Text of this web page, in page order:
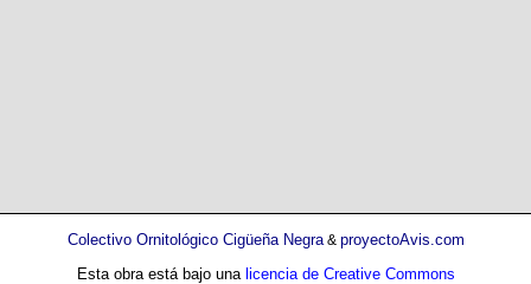
Colectivo Ornitológico Cigüeña Negra& proyectoAvis.com
Esta obra está bajo una licencia de Creative Commons